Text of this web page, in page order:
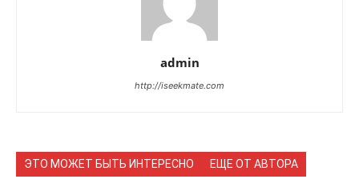
admin
http://iseekmate.com
ЭТО МОЖЕТ БЫТЬ ИНТЕРЕСНО ЕЩЕ ОТ АВТОРА